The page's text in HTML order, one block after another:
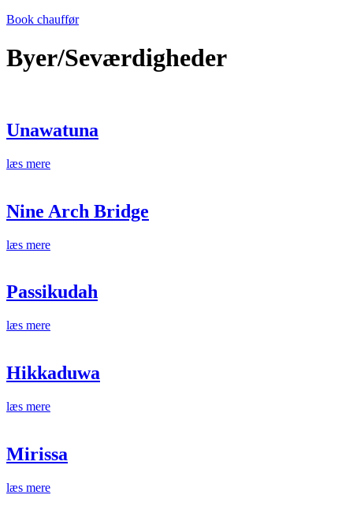
Book chauffør
Byer/Seværdigheder
Unawatuna
læs mere
Nine Arch Bridge
læs mere
Passikudah
læs mere
Hikkaduwa
læs mere
Mirissa
læs mere